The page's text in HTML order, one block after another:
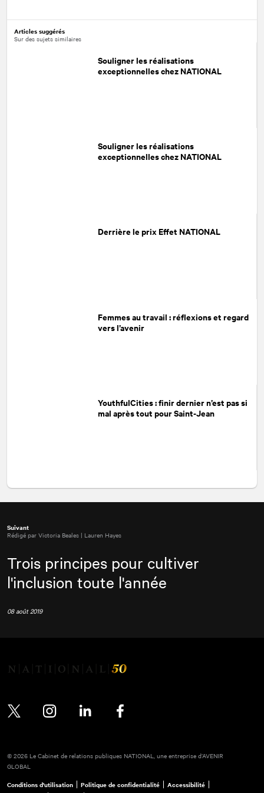
Articles suggérés
Sur des sujets similaires
Souligner les réalisations
exceptionnelles chez NATIONAL
Souligner les réalisations
exceptionnelles chez NATIONAL
Derrière le prix Effet NATIONAL
Femmes au travail : réflexions et regard
vers l’avenir
YouthfulCities : finir dernier n’est pas si
mal après tout pour Saint-Jean
Suivant
Rédigé par Victoria Beales | Lauren Hayes
Trois principes pour cultiver
l'inclusion toute l'année
08 août 2019
© 2026 Le Cabinet de relations publiques NATIONAL, une entreprise d’AVENIR
GLOBAL
Conditions d'utilisation Politique de confidentialité
Accessibilité